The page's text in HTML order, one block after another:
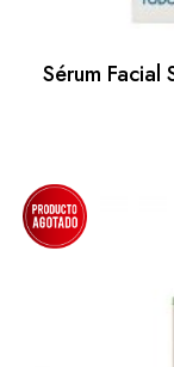
Sérum Facial